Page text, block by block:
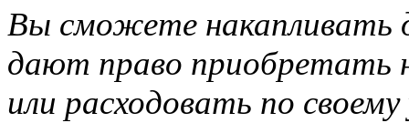
Вы сможете накапливать
дают право приобретать
или расходовать по